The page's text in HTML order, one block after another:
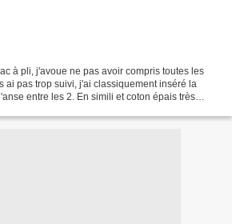
à pli, j'avoue ne pas avoir compris toutes les
ai pas trop suivi, j'ai classiquement inséré la
entre les 2. En simili et coton épais très